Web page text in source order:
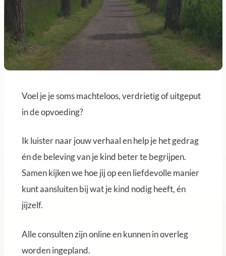
Voel je je soms machteloos, verdrietig of uitgeput
in de opvoeding?
Ik luister naar jouw verhaal en help je het gedrag
én de beleving van je kind beter te begrijpen.
Samen kijken we hoe jij op een liefdevolle manier
kunt aansluiten bij wat je kind nodig heeft, én
jijzelf.
Alle consulten zijn online en kunnen in overleg
worden ingepland.